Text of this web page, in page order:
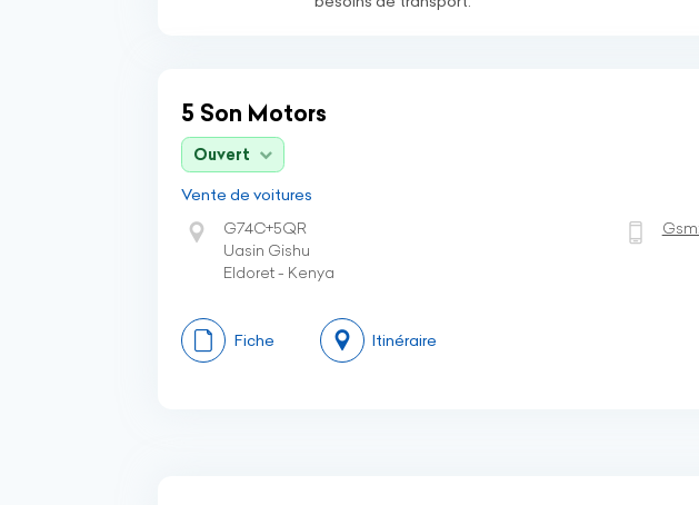
5 Son Motors
Ouvert
Vente de voitures
G74C+5QR
Uasin Gishu
Eldoret - Kenya
Gsm:
Fiche Itinéraire